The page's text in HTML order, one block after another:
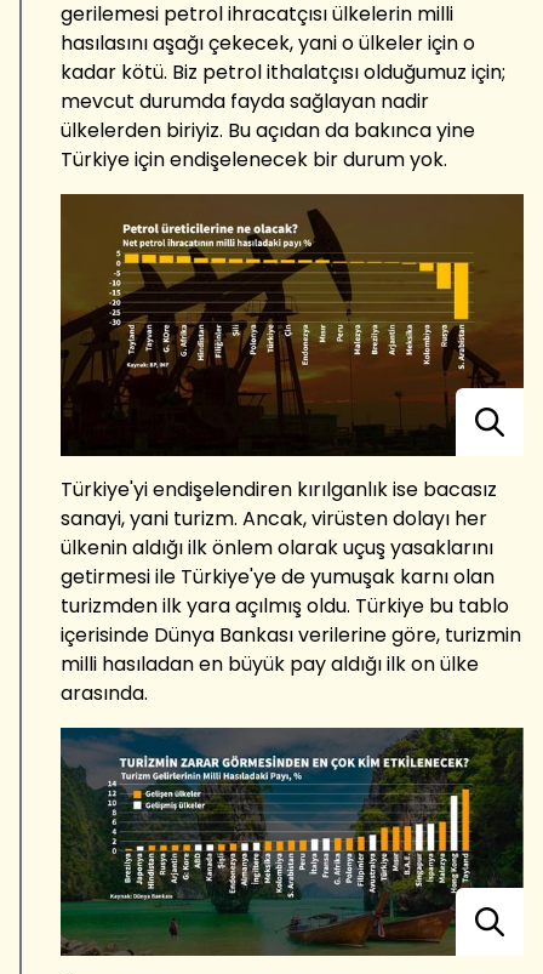
gerilemesi petrol ihracatçısı ülkelerin milli
hasılasını aşağı çekecek, yani o ülkeler için o
kadar kötü. Biz petrol ithalatçısı olduğumuz için;
mevcut durumda fayda sağlayan nadir
ülkelerden biriyiz. Bu açıdan da bakınca yine
Türkiye için endişelenecek bir durum yok.
Türkiye'yi endişelendiren kırılganlık ise bacasız
sanayi, yani turizm. Ancak, virüsten dolayı her
ülkenin aldığı ilk önlem olarak uçuş yasaklarını
getirmesi ile Türkiye'ye de yumuşak karnı olan
turizmden ilk yara açılmış oldu. Türkiye bu tablo
içerisinde Dünya Bankası verilerine göre, turizmin
milli hasıladan en büyük pay aldığı ilk on ülke
arasında.